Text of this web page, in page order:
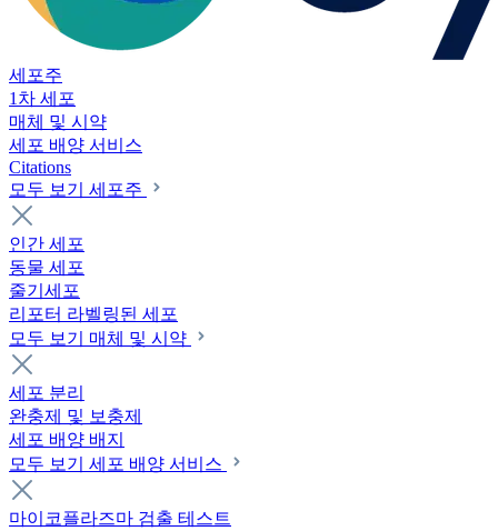
세포주
1차 세포
매체 및 시약
세포 배양 서비스
Citations
모두 보기 세포주
인간 세포
동물 세포
줄기세포
리포터 라벨링된 세포
모두 보기 매체 및 시약
세포 분리
완충제 및 보충제
세포 배양 배지
모두 보기 세포 배양 서비스
마이코플라즈마 검출 테스트